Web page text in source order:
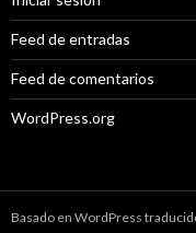
Feed de entradas
Feed de comentarios
WordPress.org
Basado en WordPress